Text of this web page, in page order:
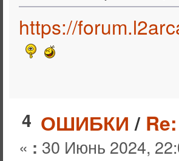
https://
4 ОШИБКИ /
« : 30 Июнь 2024,